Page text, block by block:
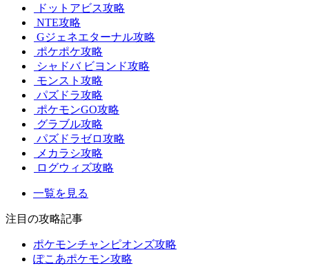
ドットアビス攻略
NTE攻略
Gジェネエターナル攻略
ポケポケ攻略
シャドバ ビヨンド攻略
モンスト攻略
パズドラ攻略
ポケモンGO攻略
グラブル攻略
パズドラゼロ攻略
メカラシ攻略
ログウィズ攻略
一覧を見る
注目の攻略記事
ポケモンチャンピオンズ攻略
ぽこあポケモン攻略